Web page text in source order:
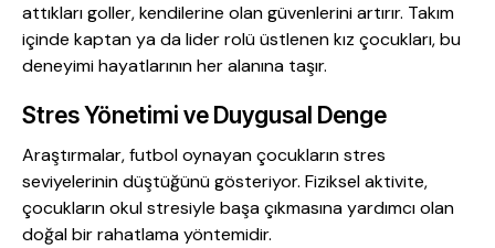
attıkları goller, kendilerine olan güvenlerini artırır. Takım
içinde kaptan ya da lider rolü üstlenen kız çocukları, bu
deneyimi hayatlarının her alanına taşır.
Stres Yönetimi ve Duygusal Denge
Araştırmalar, futbol oynayan çocukların stres
seviyelerinin düştüğünü gösteriyor. Fiziksel aktivite,
çocukların okul stresiyle başa çıkmasına yardımcı olan
doğal bir rahatlama yöntemidir.